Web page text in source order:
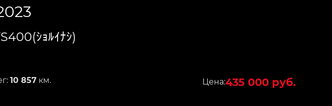
ｼｮﾙｲﾅｼ)
10 857 км. Цена:435 000 руб.